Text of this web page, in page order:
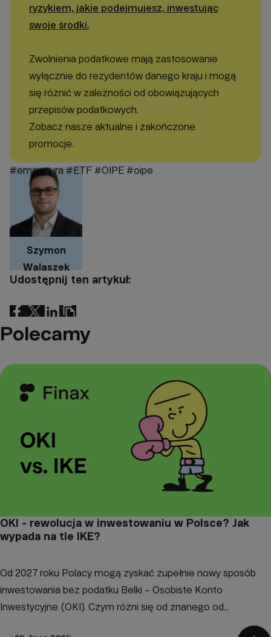
ryzykiem, jakie podejmujesz, inwestując
swoje środki.
Zwolnienia podatkowe mają zastosowanie
wyłącznie do rezydentów danego kraju i mogą
się różnić w zależności od obowiązujących
przepisów podatkowych.
Zobacz nasze aktualne i zakończone
promocje.
#emerytura #ETF #OIPE #oipe
Szymon
Walaszek
Udostępnij ten artykuł:
Polecamy
OKI - rewolucja w inwestowaniu w Polsce? Jak
wypada na tle IKE?
Od 2027 roku Polacy mogą zyskać zupełnie nowy sposób
inwestowania bez podatku Belki – Osobiste Konto
Inwestycyjne (OKI). Czym różni się od znanego od...